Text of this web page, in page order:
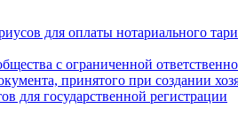
для оплаты нотариального
с ограниченной
принятого при создании
для государственной регистрации